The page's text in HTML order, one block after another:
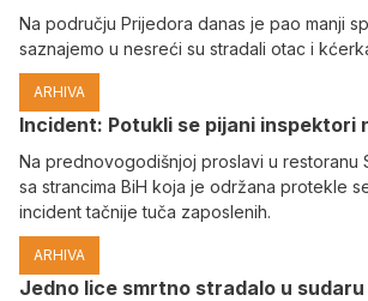
Na području Prijedora danas je pao manji
saznajemo u nesreći su stradali otac i
ARHIVA
Incident: Potukli se pijani inspektori
Na prednovogodišnjoj proslavi u restoranu
sa strancima BiH koja je održana protekle
incident tačnije tuča zaposlenih.
ARHIVA
Јedno lice smrtno stradalo u sudaru